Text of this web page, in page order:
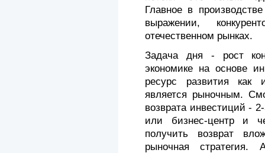
Главное в
выражении,
отечественном рынках.
Задача дня - рост
экономике на основе
ресурс развития как
является рыночным.
возврата ин­вестиций -
или бизнес-центр и
получить возврат
рыночная стратегия.